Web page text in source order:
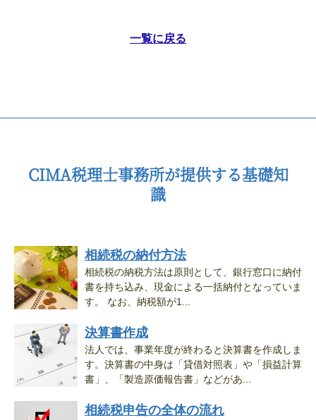
一覧に戻る
CIMA税理士事務所が提供する基礎知
識
相続税の納付方法
相続税の納税方法は原則として、銀行窓口に納付
書を持ち込み、現金による一括納付となっていま
す。 なお、納税額が1...
決算書作成
法人では、事業年度が終わると決算書を作成しま
す。決算書の中身は「貸借対照表」や「損益計算
書」、「製造原価報告書」などがあ...
相続税申告の全体の流れ